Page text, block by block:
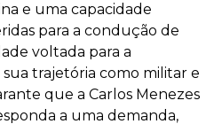
e uma capacidade
para a condução de
voltada para a
trajetória como militar e
que a Carlos Menezes
a uma demanda,